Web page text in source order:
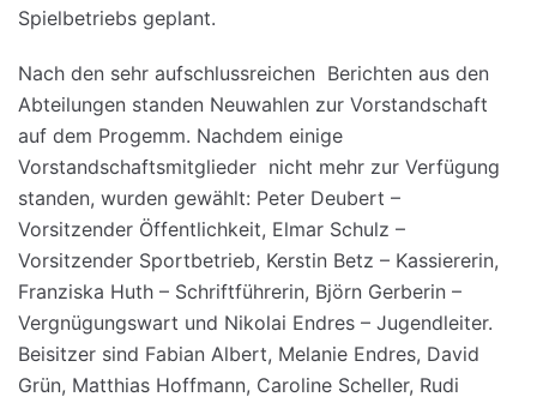
Spielbetriebs geplant.
Nach den sehr aufschlussreichen Berichten aus den
Abteilungen standen Neuwahlen zur Vorstandschaft
auf dem Progemm. Nachdem einige
Vorstandschaftsmitglieder nicht mehr zur Verfügung
standen, wurden gewählt: Peter Deubert –
Vorsitzender Öffentlichkeit, Elmar Schulz –
Vorsitzender Sportbetrieb, Kerstin Betz – Kassiererin,
Franziska Huth – Schriftführerin, Björn Gerberin –
Vergnügungswart und Nikolai Endres – Jugendleiter.
Beisitzer sind Fabian Albert, Melanie Endres, David
Grün, Matthias Hoffmann, Caroline Scheller, Rudi